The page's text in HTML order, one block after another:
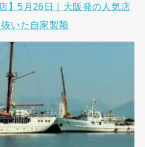
】5月26日｜大阪発の人気店
いた自家製麺